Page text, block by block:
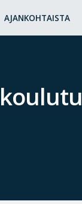
AJANKOHTAISTA